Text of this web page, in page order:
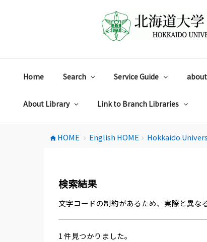
Home Search Service Guide
About Library Link to Branch Libraries
home HOME chevron_right English HOME chevron_right Hokkaido
検索結果
文字コードの制約があるため、実際と異な
1 件見つかりました。